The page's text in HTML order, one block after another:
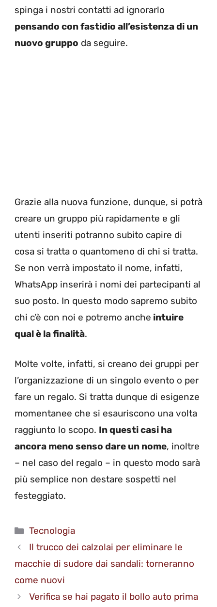
spinga i nostri contatti ad ignorarlo
pensando con fastidio all’esistenza di un
nuovo gruppo da seguire.
Grazie alla nuova funzione, dunque, si potrà
creare un gruppo più rapidamente e gli
utenti inseriti potranno subito capire di
cosa si tratta o quantomeno di chi si tratta.
Se non verrà impostato il nome, infatti,
WhatsApp inserirà i nomi dei partecipanti al
suo posto. In questo modo sapremo subito
chi c’è con noi e potremo anche intuire
qual è la finalità.
Molte volte, infatti, si creano dei gruppi per
l’organizzazione di un singolo evento o per
fare un regalo. Si tratta dunque di esigenze
momentanee che si esauriscono una volta
raggiunto lo scopo. In questi casi ha
ancora meno senso dare un nome, inoltre
– nel caso del regalo – in questo modo sarà
più semplice non destare sospetti nel
festeggiato.
Categorie
Tecnologia
Il trucco dei calzolai per eliminare le
macchie di sudore dai sandali: torneranno
come nuovi
Verifica se hai pagato il bollo auto prima